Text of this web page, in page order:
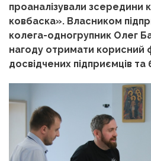
проаналізували зсередини
ковбаска». Власником
колега-одногрупник Олег
нагоду отримати корисний
досвідчених підприємців та